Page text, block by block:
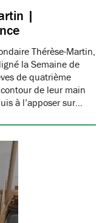
|
Thérèse-Martin,
la Semaine de
de quatrième
de leur main
à l’apposer sur…